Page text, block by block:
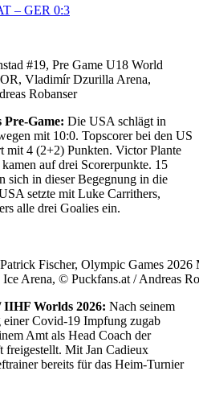
– GER 0:3
#19, Pre Game U18 World
Vladimír Dzurilla Arena,
Robanser
Pre-Game: Die USA schlägt in
mit 10:0. Topscorer bei den US
mit 4 (2+2) Punkten. Victor Plante
auf drei Scorerpunkte. 15
sich in dieser Begegnung in die
setzte mit Luke Carrithers,
alle drei Goalies ein.
Fischer, Olympic Games 2026
Arena, © Puckfans.at / Andreas
IIHF Worlds 2026: Nach seinem
einer Covid-19 Impfung zugab
Amt als Head Coach der
freigestellt. Mit Jan Cadieux
bereits für das Heim-Turnier